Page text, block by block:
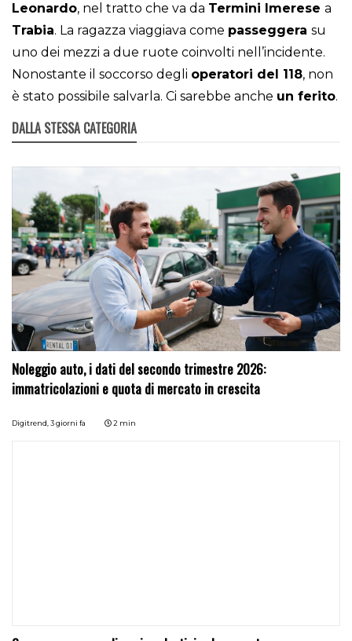
Leonardo, nel tratto che va da Termini Imerese a
Trabia. La ragazza viaggiava come passeggera su
uno dei mezzi a due ruote coinvolti nell’incidente.
Nonostante il soccorso degli operatori del 118, non
è stato possibile salvarla. Ci sarebbe anche un ferito.
DALLA STESSA CATEGORIA
Noleggio auto, i dati del secondo trimestre 2026:
immatricolazioni e quota di mercato in crescita
Digitrend,3 giorni fa 2 min